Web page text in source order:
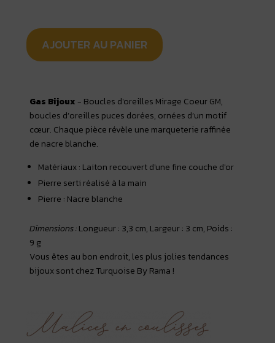
AJOUTER AU PANIER
Gas Bijoux - Boucles d'oreilles Mirage Coeur GM,
boucles d’oreilles puces dorées, ornées d’un motif
cœur. Chaque pièce révèle une marqueterie raffinée
de nacre blanche.
Matériaux : Laiton recouvert d'une fine couche d'or
Pierre serti réalisé à la main
Pierre : Nacre blanche
Dimensions :Longueur : 3,3 cm, Largeur : 3 cm, Poids :
9 g
Vous êtes au bon endroit, les plus jolies tendances
bijoux sont chez Turquoise By Rama !